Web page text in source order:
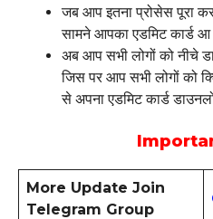
जब आप इतना प्रोसेस पूरा
सामने आपका एडमिट कार्ड आ
अब आप सभी लोगों को नीचे
जिस पर आप सभी लोगों को
से अपना एडमिट कार्ड
More Update Join
Telegram Group